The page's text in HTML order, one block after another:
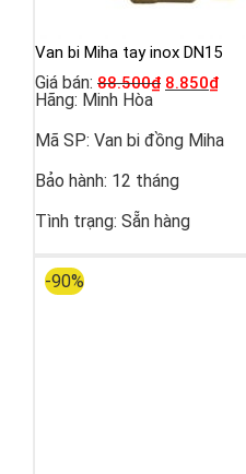
Van bi Miha tay inox DN15
Giá bán: 88.500₫ 8.850₫
Hãng: Minh Hòa
Mã SP: Van bi đồng Miha
Bảo hành: 12 tháng
Tình trạng: Sẵn hàng
-90%